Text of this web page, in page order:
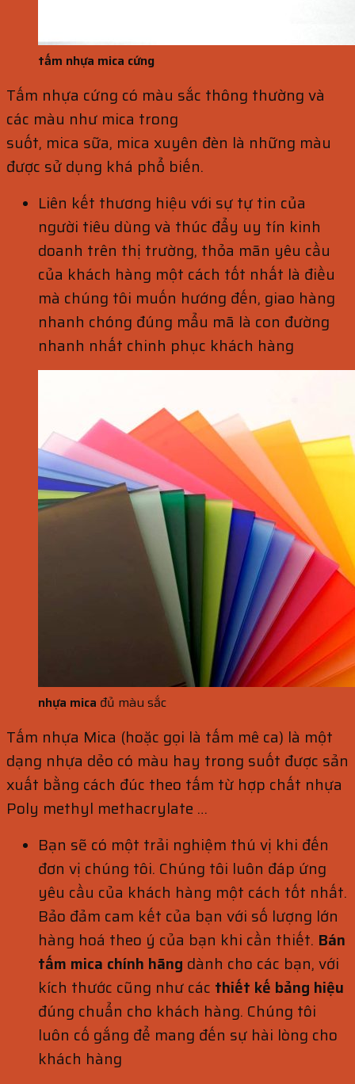
tấm nhựa mica cứng
Tấm nhựa cứng có màu sắc thông thường và
các màu như mica trong
suốt, mica sữa, mica xuyên đèn là những màu
được sử dụng khá phổ biến.
Liên kết thương hiệu với sự tự tin của
người tiêu dùng và thúc đẩy uy tín kinh
doanh trên thị trường, thỏa mãn yêu cầu
của khách hàng một cách tốt nhất là điều
mà chúng tôi muốn hướng đến, giao hàng
nhanh chóng đúng mẩu mã là con đường
nhanh nhất chinh phục khách hàng
nhựa mica đủ màu sắc
Tấm nhựa Mica (hoặc gọi là tấm mê ca) là một
dạng nhựa dẻo có màu hay trong suốt được sản
xuất bằng cách đúc theo tấm từ hợp chất nhựa
Poly methyl methacrylate …
Bạn sẽ có một trải nghiệm thú vị khi đến
đơn vị chúng tôi. Chúng tôi luôn đáp ứng
yêu cầu của khách hàng một cách tốt nhất.
Bảo đảm cam kết của bạn với số lượng lớn
hàng hoá theo ý của bạn khi cần thiết. Bán
tấm mica chính hãng dành cho các bạn, với
kích thước cũng như các thiết kế bảng hiệu
đúng chuẩn cho khách hàng. Chúng tôi
luôn cố gắng để mang đến sự hài lòng cho
khách hàng